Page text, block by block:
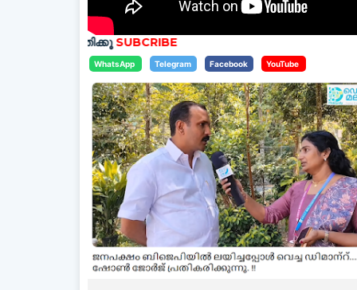
SUBCRIBE
WhatsApp Telegram Facebook YouTube